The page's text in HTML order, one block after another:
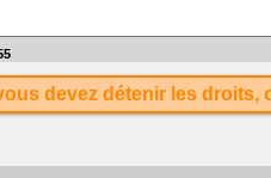
devez détenir les